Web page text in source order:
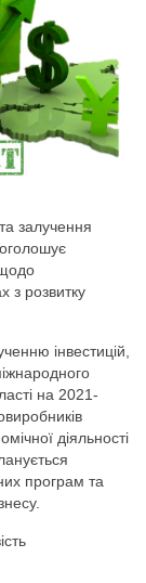
залучення
оголошує
з розвитку
інвестицій,
на 2021-
діяльності
програм та